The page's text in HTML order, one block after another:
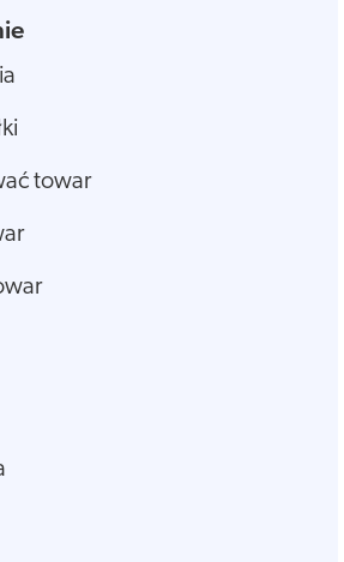
towar